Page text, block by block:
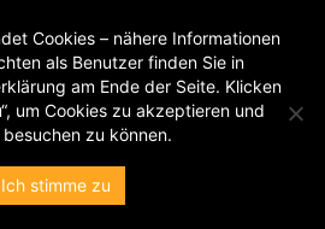
隐私政策
Cookies – nähere Informationen
als Benutzer finden Sie in
am Ende der Seite. Klicken
um Cookies zu akzeptieren und
zu können.
Ich stimme zu